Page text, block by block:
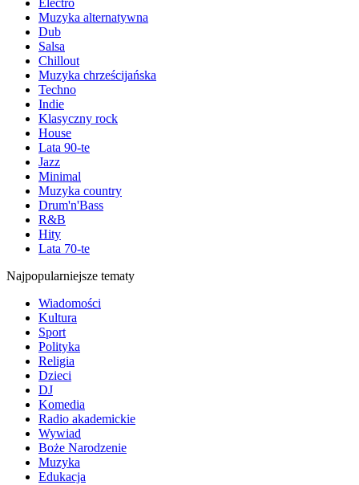
Electro
Muzyka alternatywna
Dub
Salsa
Chillout
Muzyka chrześcijańska
Techno
Indie
Klasyczny rock
House
Lata 90-te
Jazz
Minimal
Muzyka country
Drum'n'Bass
R&B
Hity
Lata 70-te
Najpopularniejsze tematy
Wiadomości
Kultura
Sport
Polityka
Religia
Dzieci
DJ
Komedia
Radio akademickie
Wywiad
Boże Narodzenie
Muzyka
Edukacja